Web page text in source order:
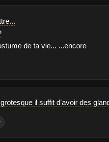
de ta vie... ...encore
il suffit d'avoir des